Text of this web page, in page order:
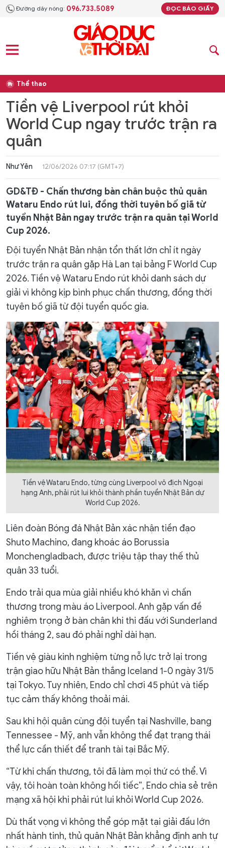
Đường dây nóng: 096.733.5089 ĐỌC BÁO GIẤY
Thể thao
Tiền vệ Liverpool rút khỏi
World Cup ngay trước trận ra
quân
Như Yên 12/06/2026 07:17 (GMT+7)
GD&TĐ - Chấn thương bàn chân buộc thủ quân
Wataru Endo rút lui, đồng thời tuyên bố giã từ
tuyển Nhật Bản ngay trước trận ra quân tại World
Cup 2026.
Đội tuyển Nhật Bản nhận tổn thất lớn chỉ ít ngày
trước trận ra quân gặp Hà Lan tại bảng F World Cup
2026. Tiền vệ Wataru Endo rút khỏi danh sách dự
giải vì không kịp bình phục chấn thương, đồng thời
tuyên bố giã từ đội tuyển quốc gia.
Tiền vệ Wataru Endo, từng cùng Liverpool vô địch Ngoại
hạng Anh, phải rút lui khỏi thành phần tuyển Nhật Bản dự
World Cup 2026.
Liên đoàn Bóng đá Nhật Bản xác nhận tiền đạo
Shuto Machino, đang khoác áo Borussia
Monchengladbach, được triệu tập thay thế thủ
quân 33 tuổi.
Endo trải qua mùa giải nhiều khó khăn vì chấn
thương trong màu áo Liverpool. Anh gặp vấn đề
nghiêm trọng ở bàn chân khi thi đấu với Sunderland
hồi tháng 2, sau đó phải nghỉ dài hạn.
Tiền vệ giàu kinh nghiệm từng nỗ lực trở lại trong
trận giao hữu Nhật Bản thắng Iceland 1-0 ngày 31/5
tại Tokyo. Tuy nhiên, Endo chỉ chơi 45 phút và tiếp
tục cảm thấy không thoải mái.
Sau khi hội quân cùng đội tuyển tại Nashville, bang
Tennessee - Mỹ, anh vẫn không thể đạt trạng thái
thể lực cần thiết để tranh tài tại Bắc Mỹ.
“Từ khi chấn thương, tôi đã làm mọi thứ có thể. Vì
vậy, tôi hoàn toàn không hối tiếc”, Endo chia sẻ trên
mạng xã hội khi phải rút lui khỏi World Cup 2026.
Dù thất vọng vì không thể góp mặt tại giải đấu lớn
nhất hành tinh, thủ quân Nhật Bản khẳng định anh tự